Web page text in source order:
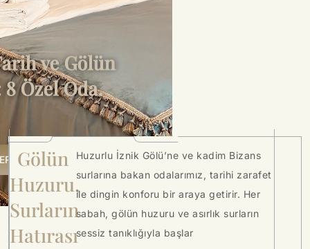
ve Gölün
Özel Oda.
Gölün
Huzuru,
Surların
Hatırası
Huzurlu İznik Gölü’ne ve kadim Bizans
surlarına bakan odalarımız, tarihi zarafet
ile dingin konforu bir araya getirir. Her
sabah, gölün huzuru ve asırlık surların
sessiz tanıklığıyla başlar